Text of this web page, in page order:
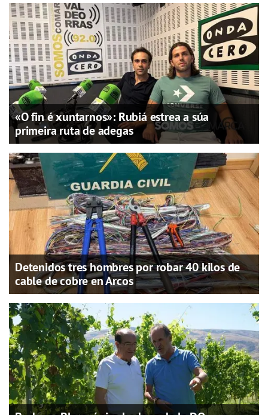
«O fin é xuntarnos»: Rubiá estrea a súa
primeira ruta de adegas
Detenidos tres hombres por robar 40 kilos de
cable de cobre en Arcos